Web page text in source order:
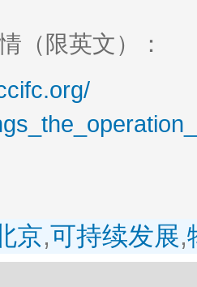
限英文）：
京,可持续发展,